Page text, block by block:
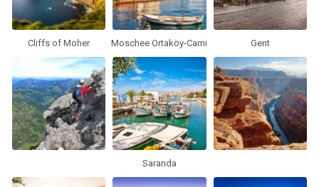
Cliffs of Moher Moschee Ortaköy-Cami Gent
Saranda